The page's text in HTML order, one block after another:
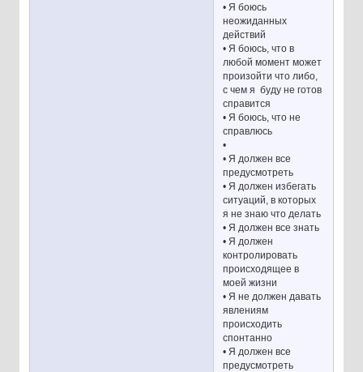
• Я боюсь
неожиданных
действий
• Я боюсь, что в
любой момент может
произойти что либо,
с чем я буду не готов
справится
• Я боюсь, что не
справлюсь
•
• Я должен все
предусмотреть
• Я должен избегать
ситуаций, в которых
я не знаю что делать
• Я должен все знать
• Я должен
контролировать
происходящее в
моей жизни
• Я не должен давать
явлениям
происходить
спонтанно
• Я должен все
предусмотреть